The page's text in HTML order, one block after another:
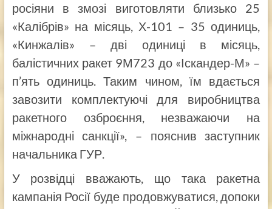
росіяни в змозі виготовляти близько 25
«Калібрів» на місяць, Х-101 – 35 одиниць,
«Кинжалів» – дві одиниці в місяць,
балістичних ракет 9М723 до «Іскандер-М» –
п’ять одиниць. Таким чином, їм вдається
завозити комплектуючі для виробництва
ракетного озброєння, незважаючи на
міжнародні санкції», – пояснив заступник
начальника ГУР.
У розвідці вважають, що така ракетна
кампанія Росії буде продовжуватися, допоки